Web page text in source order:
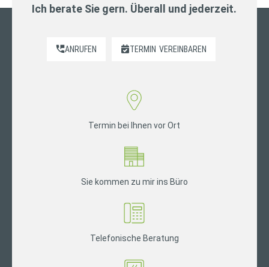
Ich berate Sie gern. Überall und jederzeit.
ANRUFEN TERMIN VEREINBAREN
Termin bei Ihnen vor Ort
Sie kommen zu mir ins Büro
Telefonische Beratung